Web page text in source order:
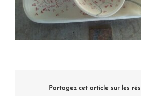
Partagez cet article sur les